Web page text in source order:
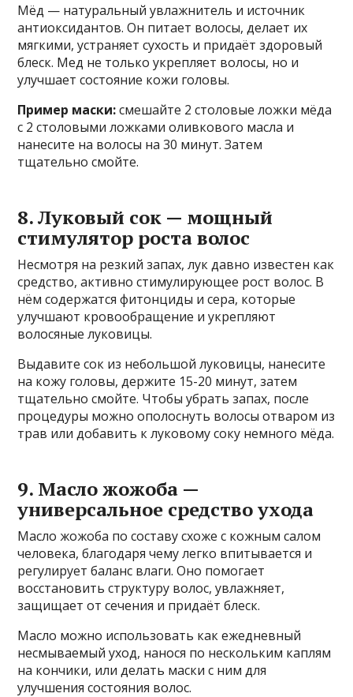
Мёд — натуральный увлажнитель и источник
антиоксидантов. Он питает волосы, делает их
мягкими, устраняет сухость и придаёт здоровый
блеск. Мед не только укрепляет волосы, но и
улучшает состояние кожи головы.
Пример маски:смешайте 2 столовые ложки мёда
с 2 столовыми ложками оливкового масла и
нанесите на волосы на 30 минут. Затем
тщательно смойте.
8. Луковый сок — мощный
стимулятор роста волос
Несмотря на резкий запах, лук давно известен как
средство, активно стимулирующее рост волос. В
нём содержатся фитонциды и сера, которые
улучшают кровообращение и укрепляют
волосяные луковицы.
Выдавите сок из небольшой луковицы, нанесите
на кожу головы, держите 15-20 минут, затем
тщательно смойте. Чтобы убрать запах, после
процедуры можно ополоснуть волосы отваром из
трав или добавить к луковому соку немного мёда.
9. Масло жожоба —
универсальное средство ухода
Масло жожоба по составу схоже с кожным салом
человека, благодаря чему легко впитывается и
регулирует баланс влаги. Оно помогает
восстановить структуру волос, увлажняет,
защищает от сечения и придаёт блеск.
Масло можно использовать как ежедневный
несмываемый уход, нанося по нескольким каплям
на кончики, или делать маски с ним для
улучшения состояния волос.